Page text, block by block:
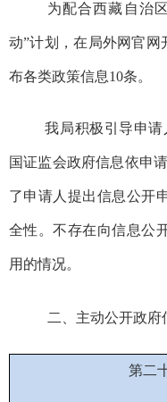
为配合西藏自治
动”计划，在 局外网官网
布各类政策信息10条。
我局积极引导申请人
国证监会政府信息依申
了申请人提出信息公开
全性。不存在向信息公
用的情况。
二、主动公开政府
第二